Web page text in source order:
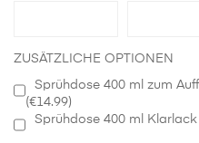
ZUSÄTZLICHE OPTIONEN
Sprühdose 400 ml zum
(€14.99)
Sprühdose 400 ml Klarlack